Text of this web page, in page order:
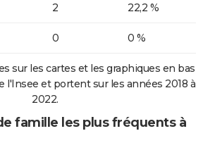
2 22,2 %
0 0 %
sur les cartes et les graphiques en bas
l'Insee et portent sur les années 2018 à
2022.
famille les plus fréquents à